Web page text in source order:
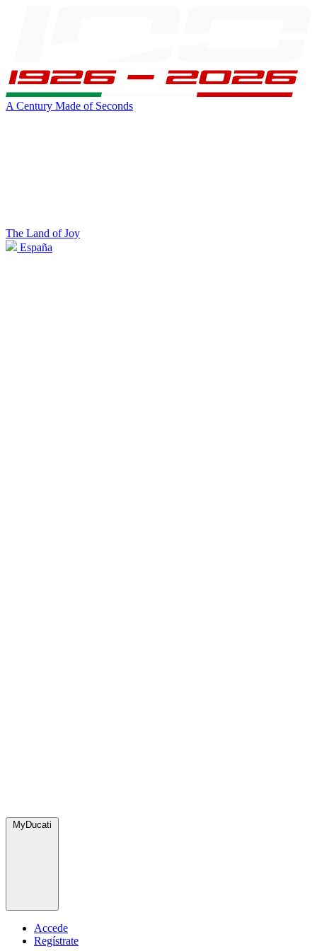
A Century Made of Seconds
The Land of Joy
España
MyDucati
Accede
Regístrate